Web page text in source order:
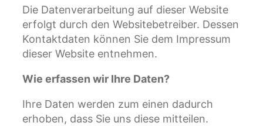
Die Datenverarbeitung auf dieser Website
erfolgt durch den Websitebetreiber. Dessen
Kontaktdaten können Sie dem Impressum
dieser Website entnehmen.
Wie erfassen wir Ihre Daten?
Ihre Daten werden zum einen dadurch
erhoben, dass Sie uns diese mitteilen.